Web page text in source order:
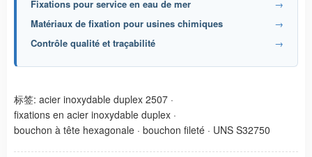
Fixations pour service en eau de mer
→
Matériaux de fixation pour usines chimiques
→
Contrôle qualité et traçabilité
→
标签: acier inoxydable duplex 2507 ·
fixations en acier inoxydable duplex ·
bouchon à tête hexagonale · bouchon fileté · UNS S32750